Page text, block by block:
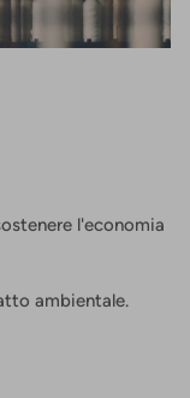
l'economia
ambientale.